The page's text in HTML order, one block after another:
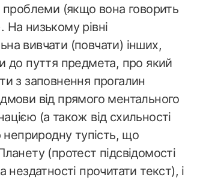
(якщо вона говорить
На низькому рівні
вивчати (повчати) інших,
до пуття предмета, про який
з заповнення прогалин
від прямого ментального
(а також від схильності
неприродну тупість, що
(протест підсвідомості
прочитати текст), і